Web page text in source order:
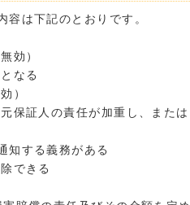
容は下記のとおりです。
効）
なる
）
保証人の責任が加重し、または
知する義務がある
できる